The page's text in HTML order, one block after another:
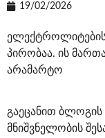
19/02/2026
პირობაა. ის
არამარტო
გაეცანით
მნიშვნელობის